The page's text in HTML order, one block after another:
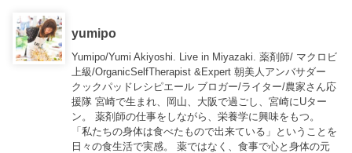
yumipo
Yumipo/Yumi Akiyoshi. Live in Miyazaki. 薬剤師/ マクロビ
上級/OrganicSelfTherapist &Expert 朝美人アンバサダー
クックパッドレシピエール ブロガー/ライター/農家さん応
援隊 宮崎で生まれ、岡山、大阪で過ごし、宮崎にUター
ン。 薬剤師の仕事をしながら、栄養学に興味をもつ。
「私たちの身体は食べたもので出来ている」ということを
日々の食生活で実感。 薬ではなく、食事で心と身体の元